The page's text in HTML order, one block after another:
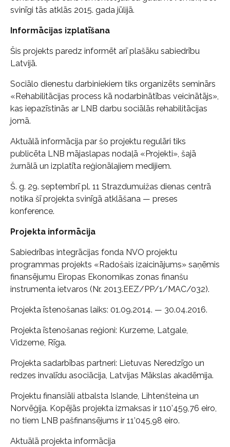
svinīgi tās atklās 2015. gada jūlijā.
Informācijas izplatīšana
Šis projekts paredz informēt arī plašāku sabiedrību
Latvijā.
Sociālo dienestu darbiniekiem tiks organizēts seminārs
«Rehabilitācijas process kā nodarbinātības veicinātājs»,
kas iepazīstinās ar LNB darbu sociālās rehabilitācijas
jomā.
Aktuālā informācija par šo projektu regulāri tiks
publicēta LNB mājaslapas nodaļā «Projekti», šajā
žurnālā un izplatīta reģionālajiem medijiem.
Š. g. 29. septembrī pl. 11 Strazdumuižas dienas centrā
notika šī projekta svinīgā atklāšana — preses
konference.
Projekta informācija
Sabiedrības integrācijas fonda NVO projektu
programmas projekts «Radošais izaicinājums» saņēmis
finansējumu Eiropas Ekonomikas zonas finanšu
instrumenta ietvaros (Nr. 2013.EEZ/PP/1/MAC/032).
Projekta īstenošanas laiks: 01.09.2014. — 30.04.2016.
Projekta īstenošanas reģioni: Kurzeme, Latgale,
Vidzeme, Rīga.
Projekta sadarbības partneri: Lietuvas Neredzīgo un
redzes invalīdu asociācija, Latvijas Mākslas akadēmija.
Projektu finansiāli atbalsta Islande, Lihtenšteina un
Norvēģija. Kopējās projekta izmaksas ir 110’459,76 eiro,
no tiem LNB pašfinansējums ir 11’045,98 eiro.
Aktuālā projekta informācija